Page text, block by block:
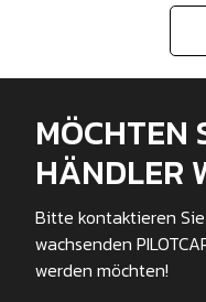
MÖCHTEN
HÄNDLER
Bitte kontaktieren
wachsenden
werden möchten!